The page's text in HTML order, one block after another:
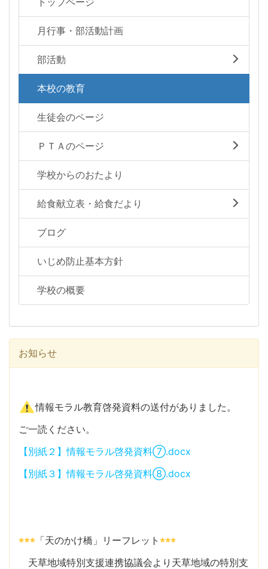
月行事・部活動計画
部活動
本校の教育
生徒会のページ
ＰＴＡのページ
学校からのおたより
給食献立表・給食だより
ブログ
いじめ防止基本方針
学校の概要
お知らせ
情報モラル教育啓発資料の送付がありました。
ご一読ください。
【別紙２】情報モラル啓発資料⑦.docx
【別紙３】情報モラル啓発資料⑧.docx
「天のかけ橋」リーフレット
天草地域特別支援連携協議会より天草地域の特別支